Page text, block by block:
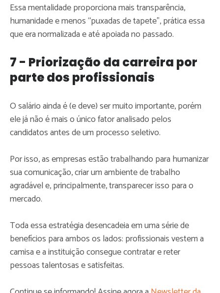
Essa mentalidade proporciona mais transparência,
humanidade e menos “puxadas de tapete”, prática essa
que era normalizada e até apoiada no passado.
7 - Priorização da carreira por
parte dos profissionais
O salário ainda é (e deve) ser muito importante, porém
ele já não é mais o único fator analisado pelos
candidatos antes de um processo seletivo.
Por isso, as empresas estão trabalhando para humanizar
sua comunicação, criar um ambiente de trabalho
agradável e, principalmente, transparecer isso para o
mercado.
Toda essa estratégia desencadeia em uma série de
benefícios para ambos os lados: profissionais vestem a
camisa e a instituição consegue contratar e reter
pessoas talentosas e satisfeitas.